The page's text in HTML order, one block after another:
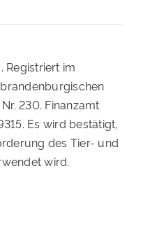
Registriert im
230. Finanzamt
Es wird bestätigt,
des Tier- und
wird.